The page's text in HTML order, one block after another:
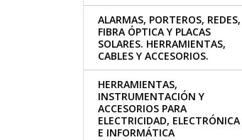
ALARMAS, PORTEROS, REDES,
FIBRA ÓPTICA Y PLACAS
SOLARES. HERRAMIENTAS,
CABLES Y ACCESORIOS.
HERRAMIENTAS,
INSTRUMENTACIÓN Y
ACCESORIOS PARA
ELECTRICIDAD, ELECTRÓNICA
E INFORMÁTICA